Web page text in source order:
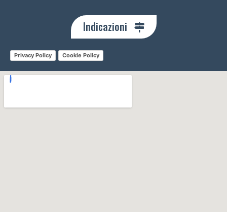
Indicazioni
Privacy Policy Cookie Policy